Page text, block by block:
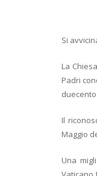
Si
La
Padri
Il
Maggio
Una